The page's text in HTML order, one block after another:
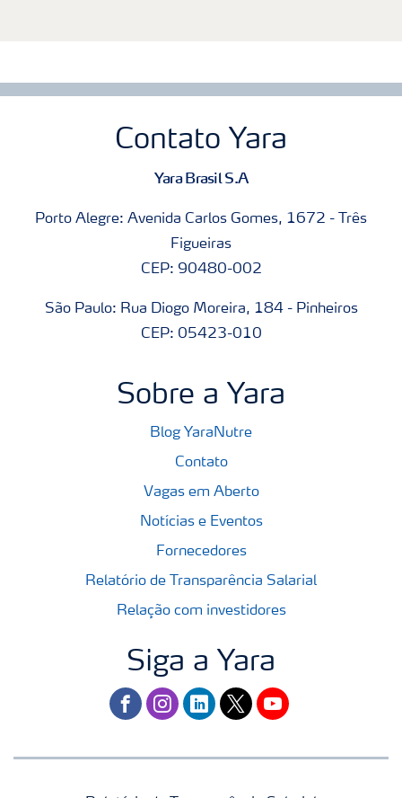
Contato Yara
Yara Brasil S.A
Porto Alegre: Avenida Carlos Gomes, 1672 - Três
Figueiras
CEP: 90480-002
São Paulo: Rua Diogo Moreira, 184 - Pinheiros
CEP: 05423-010
Sobre a Yara
Blog YaraNutre
Contato
Vagas em Aberto
Notícias e Eventos
Fornecedores
Relatório de Transparência Salarial
Relação com investidores
Siga a Yara
facebookinstagram
linkedintwitteryoutube